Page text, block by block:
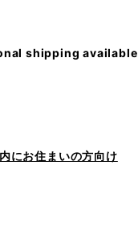
shipping available
にお住まいの方向け